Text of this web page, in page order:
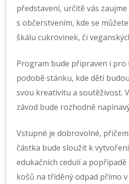
představení, určitě vás
s občerstvením, kde se
škálu cukrovinek, či
Program bude připraven i pro
podobě stánku, kde děti
svou kreativitu a soutěživost.
závod bude rozhodně
Vstupné je dobrovolné,
částka bude sloužit k
edukačních cedulí a
košů na tříděný odpad přímo